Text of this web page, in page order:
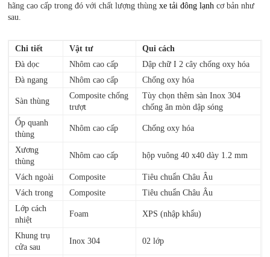
hãng cao cấp trong đó với chất lượng thùngxe tải đông lạnh cơ bản như
sau.
Chi tiết Vật tư
Qui cách
Đà dọc
Nhôm cao cấp
Dập chữ I 2 cây chống oxy hóa
Đà ngang
Nhôm cao cấp Chống oxy hóa
Sàn thùng
Composite chống
trượt
Tùy chọn thêm sàn Inox 304
chống ăn mòn dập sóng
Ốp quanh
thùng
Nhôm cao cấp Chống oxy hóa
Xương
thùng
Nhôm cao cấp hộp vuông 40 x40 dày 1.2 mm
Vách ngoài Composite
Tiêu chuẩn Châu Âu
Vách trong
Composite
Tiêu chuẩn Châu Âu
Lớp cách
nhiệt
Foam XPS (nhập khẩu)
Khung trụ
cửa sau
Inox 304 02 lớp